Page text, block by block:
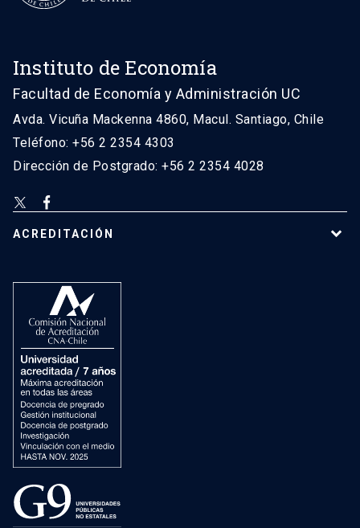
Instituto de Economía
Facultad de Economía y Administración UC
Avda. Vicuña Mackenna 4860, Macul. Santiago, Chile
Teléfono: +56 2 2354 4303
Dirección de Postgrado: +56 2 2354 4028
ACREDITACIÓN